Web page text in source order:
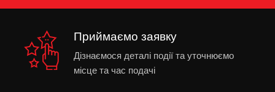
Приймаємо заявку
Дізнаємося деталі події та уточнюємо
місце та час подачі